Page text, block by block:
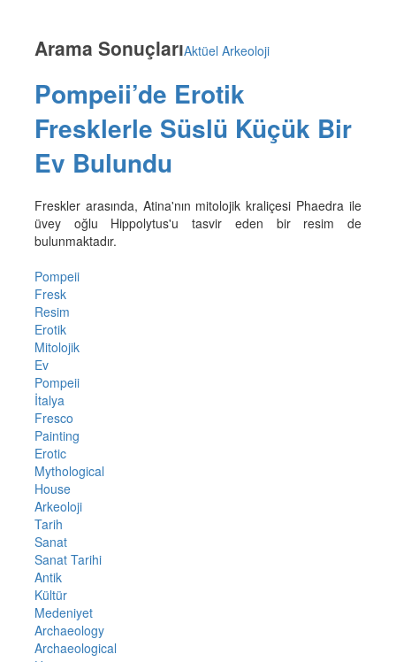
Arama SonuçlarıAktüel Arkeoloji
Pompeii’de Erotik
Fresklerle Süslü Küçük Bir
Ev Bulundu
Freskler arasında, Atina'nın mitolojik kraliçesi Phaedra ile
üvey oğlu Hippolytus'u tasvir eden bir resim de
bulunmaktadır.
Pompeii
Fresk
Resim
Erotik
Mitolojik
Ev
Pompeii
İtalya
Fresco
Painting
Erotic
Mythological
House
Arkeoloji
Tarih
Sanat
Sanat Tarihi
Antik
Kültür
Medeniyet
Archaeology
Archaeological